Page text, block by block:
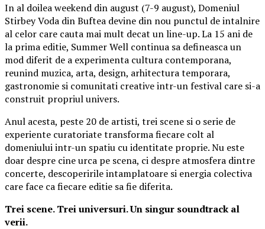
In al doilea weekend din august (7-9 august), Domeniul
Stirbey Voda din Buftea devine din nou punctul de intalnire
al celor care cauta mai mult decat un line-up. La 15 ani de
la prima editie, Summer Well continua sa defineasca un
mod diferit de a experimenta cultura contemporana,
reunind muzica, arta, design, arhitectura temporara,
gastronomie si comunitati creative intr-un festival care si-a
construit propriul univers.
Anul acesta, peste 20 de artisti, trei scene si o serie de
experiente curatoriate transforma fiecare colt al
domeniului intr-un spatiu cu identitate proprie. Nu este
doar despre cine urca pe scena, ci despre atmosfera dintre
concerte, descoperirile intamplatoare si energia colectiva
care face ca fiecare editie sa fie diferita.
Trei scene. Trei universuri. Un singur soundtrack al
verii.